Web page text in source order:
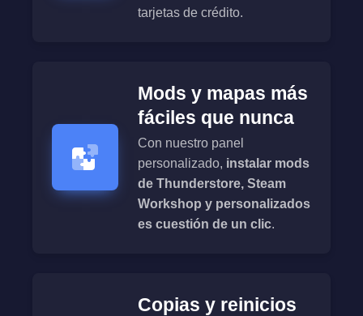
tarjetas de crédito.
Mods y mapas más
fáciles que nunca
Con nuestro panel
personalizado, instalar mods
de Thunderstore, Steam
Workshop y personalizados
es cuestión de un clic.
Copias y reinicios